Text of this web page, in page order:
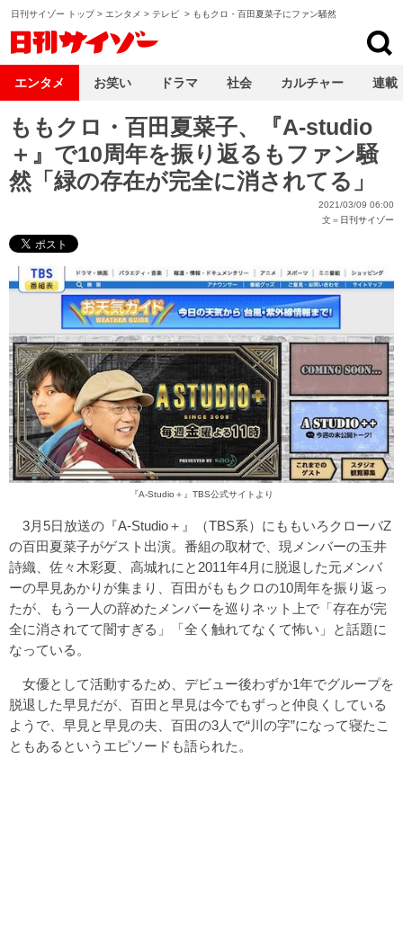
日刊サイゾー トップ> エンタメ > テレビ > ももクロ・百田夏菜子にファン騒然
ももクロ・百田夏菜子、『A-studio
＋』で10周年を振り返るもファン騒
然「緑の存在が完全に消されてる」
2021/03/09 06:00
文＝ 日刊サイゾー
『A-Studio＋』TBS公式サイトより
3月5日放送の『A-Studio＋』（TBS系）にももいろクローバZ
の百田夏菜子がゲスト出演。番組の取材で、現メンバーの玉井
詩織、佐々木彩夏、高城れにと2011年4月に脱退した元メンバ
ーの早見あかりが集まり、百田がももクロの10周年を振り返っ
たが、もう一人の辞めたメンバーを巡りネット上で「存在が完
全に消されてて闇すぎる」「全く触れてなくて怖い」と話題に
なっている。
女優として活動するため、デビュー後わずか1年でグループを
脱退した早見だが、百田と早見は今でもずっと仲良くしている
ようで、早見と早見の夫、百田の3人で“川の字”になって寝たこ
ともあるというエピソードも語られた。
エンタメ お笑い ドラマ 社会 カルチャー 連載